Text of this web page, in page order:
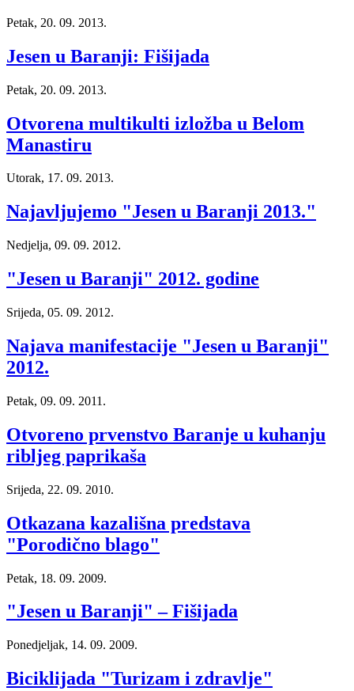
Petak, 20. 09. 2013.
Jesen u Baranji: Fišijada
Petak, 20. 09. 2013.
Otvorena multikulti izložba u Belom
Manastiru
Utorak, 17. 09. 2013.
Najavljujemo "Jesen u Baranji 2013."
Nedjelja, 09. 09. 2012.
"Jesen u Baranji" 2012. godine
Srijeda, 05. 09. 2012.
Najava manifestacije "Jesen u Baranji"
2012.
Petak, 09. 09. 2011.
Otvoreno prvenstvo Baranje u kuhanju
ribljeg paprikaša
Srijeda, 22. 09. 2010.
Otkazana kazališna predstava
"Porodično blago"
Petak, 18. 09. 2009.
"Jesen u Baranji" – Fišijada
Ponedjeljak, 14. 09. 2009.
Biciklijada "Turizam i zdravlje"